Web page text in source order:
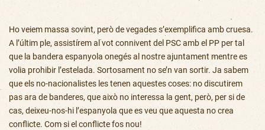
Ho veiem massa sovint, però de vegades s’exemplifica amb cruesa.
A l’últim ple, assistírem al vot connivent del PSC amb el PP per tal
que la bandera espanyola onegés al nostre ajuntament mentre es
volia prohibir l’estelada. Sortosament no se’n van sortir. Ja sabem
que els no-nacionalistes les tenen aquestes coses: no discutirem
pas ara de banderes, que això no interessa la gent, però, per si de
cas, deixeu-nos-hi l’espanyola que es veu que aquesta no crea
conflicte. Com si el conflicte fos nou!